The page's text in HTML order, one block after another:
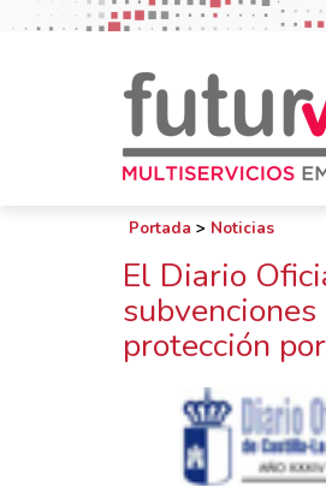
Portada > Noticias
El Diario
protección